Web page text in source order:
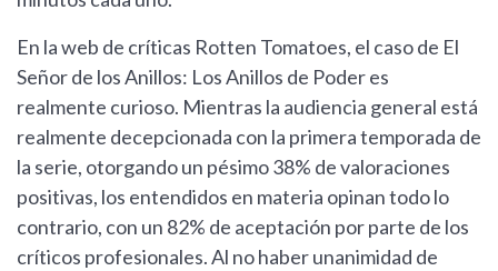
En la web de críticas Rotten Tomatoes, el caso de El
Señor de los Anillos: Los Anillos de Poder es
realmente curioso. Mientras la audiencia general está
realmente decepcionada con la primera temporada de
la serie, otorgando un pésimo 38% de valoraciones
positivas, los entendidos en materia opinan todo lo
contrario, con un 82% de aceptación por parte de los
críticos profesionales. Al no haber unanimidad de